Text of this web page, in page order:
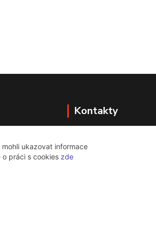
Kontakty
PO - ČT 9:00 -18:00
ukazovat informace
o práci s cookies zde